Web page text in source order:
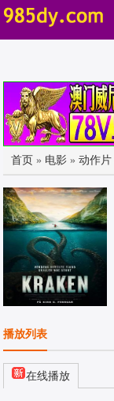
首页 » 电影 »动作片
播放列表
在线播放